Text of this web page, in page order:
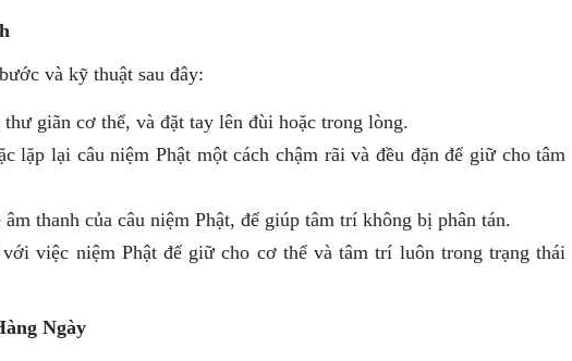
và kỹ thuật sau đây:
giãn cơ thể, và đặt tay lên đùi hoặc trong lòng.
lặp lại câu niệm Phật một cách chậm rãi và đều đặn để giữ cho tâm
âm thanh của câu niệm Phật, để giúp tâm trí không bị phân tán.
việc niệm Phật để giữ cho cơ thể và tâm trí luôn trong trạng thái
Ngày